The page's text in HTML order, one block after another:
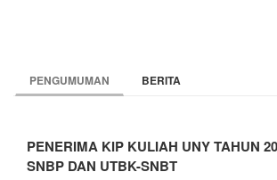
PENGUMUMAN BERITA
PENERIMA KIP KULIAH UNY TAHUN
SNBP DAN UTBK-SNBT